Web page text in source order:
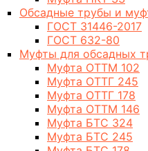
Обсадные трубы и
ГОСТ 31446-2017
ГОСТ 632-80
Муфты для обсадных
Муфта ОТТМ 102
Муфта ОТТГ 245
Муфта ОТТГ 178
Муфта ОТТМ 146
Муфта БТС 324
Муфта БТС 245